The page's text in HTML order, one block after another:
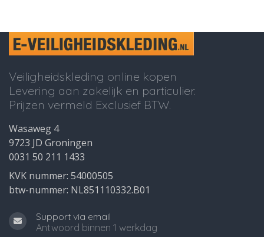
Veiligheidskleding online kopen
Levering aan zakelijk en particulier.
Prijzen vermeld Exclusief BTW.
Wasaweg 4
9723 JD Groningen
0031 50 211 1433
KVK nummer: 54000505
btw-nummer: NL851110332.B01
Support via email
Antwoord binnen 1 werkdag